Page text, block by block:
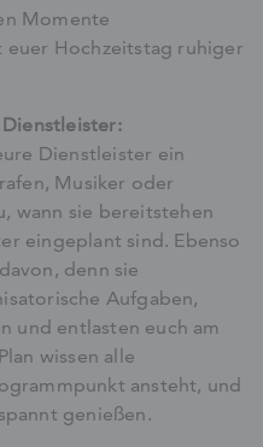
Momente
Hochzeitstag ruhiger
Dienstleister ein
Musiker oder
wann sie bereitstehen
eingeplant sind. Ebenso
denn sie
Aufgaben,
und entlasten euch am
wissen alle
ansteht, und
genießen.